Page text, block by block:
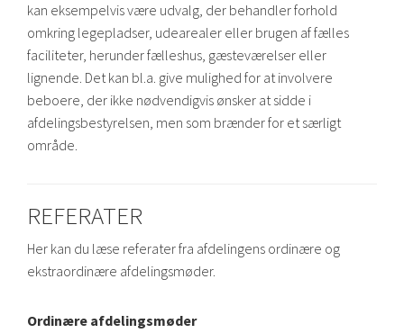
kan eksempelvis være udvalg, der behandler forhold
omkring legepladser, udearealer eller brugen af fælles
faciliteter, herunder fælleshus, gæsteværelser eller
lignende. Det kan bl.a. give mulighed for at involvere
beboere, der ikke nødvendigvis ønsker at sidde i
afdelingsbestyrelsen, men som brænder for et særligt
område.
REFERATER
Her kan du læse referater fra afdelingens ordinære og
ekstraordinære afdelingsmøder.
Ordinære afdelingsmøder